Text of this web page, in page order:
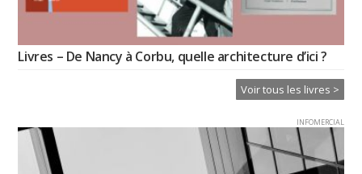
Livres – De Nancy à Corbu, quelle architecture d’ici ?
Voir tous les livres >
INFOMERCIAL